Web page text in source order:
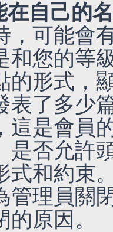
在自己的
，可能會
和您的等
的形式，
表了多少
這是會員
是否允許
式和約束
管理員關
原因。